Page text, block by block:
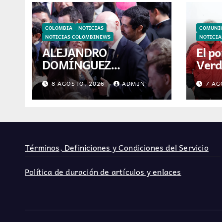
COLOMBIA
NOTICIAS
NOTICIAS COLOMBINEWS
ALEJANDRO
DOMÍNGUEZ
RESPALDA A
INFANTINO EN CALI:
«ES EL LÍDER DE LA
DEL FÚTBOL»
8 AGOSTO, 2026 ADMIN
El
por
7
Términos, Definiciones y Condiciones del Servicio
Política de duración de artículos y enlaces